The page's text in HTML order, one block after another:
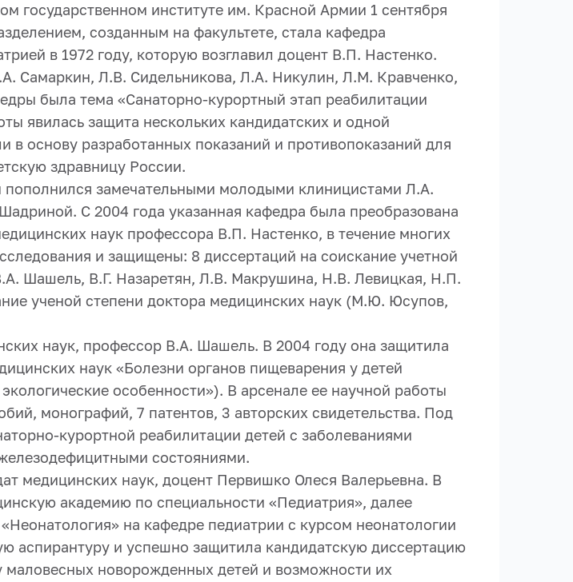
государственном институте им. Красной Армии 1 сентября
созданным на факультете, стала кафедра
в 1972 году, которую возглавил доцент В.П. Настенко.
Самаркин, Л.В. Сидельникова, Л.А. Никулин, Л.М. Кравченко,
была тема «Санаторно-курортный этап реабилитации
явилась защита нескольких кандидатских и одной
основу разработанных показаний и противопоказаний для
здравницу России.
пополнился замечательными молодыми клиницистами Л.А.
С 2004 года указанная кафедра была преобразована
наук профессора В.П. Настенко, в течение многих
и защищены: 8 диссертаций на соискание учетной
Шашель, В.Г. Назаретян, Л.В. Макрушина, Н.В. Левицкая, Н.П.
ученой степени доктора медицинских наук (М.Ю. Юсупов,
наук, профессор В.А. Шашель. В 2004 году она защитила
наук «Болезни органов пищеварения у детей
особенности»). В арсенале ее научной работы
монографий, 7 патентов, 3 авторских свидетельства. Под
курортной реабилитации детей с заболеваниями
состояниями.
медицинских наук, доцент Первишко Олеся Валерьевна. В
академию по специальности «Педиатрия», далее
на кафедре педиатрии с курсом неонатологии
и успешно защитила кандидатскую диссертацию
новорожденных детей и возможности их